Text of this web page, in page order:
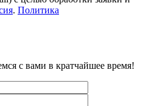
. Политика
с вами в кратчайшее время!